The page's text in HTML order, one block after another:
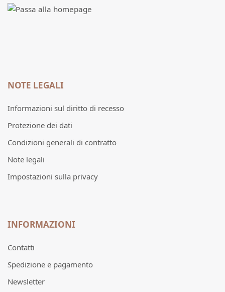
NOTE LEGALI
Informazioni sul diritto di recesso
Protezione dei dati
Condizioni generali di contratto
Note legali
Impostazioni sulla privacy
INFORMAZIONI
Contatti
Spedizione e pagamento
Newsletter